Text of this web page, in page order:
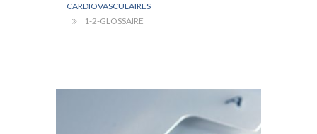
CARDIOVASCULAIRES
1-2-GLOSSAIRE